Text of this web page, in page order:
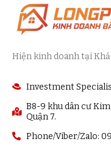
Hiện kinh doanh tại
Investment
B8-9 khu dân cư
Quận 7.
Phone/Viber/Zalo: